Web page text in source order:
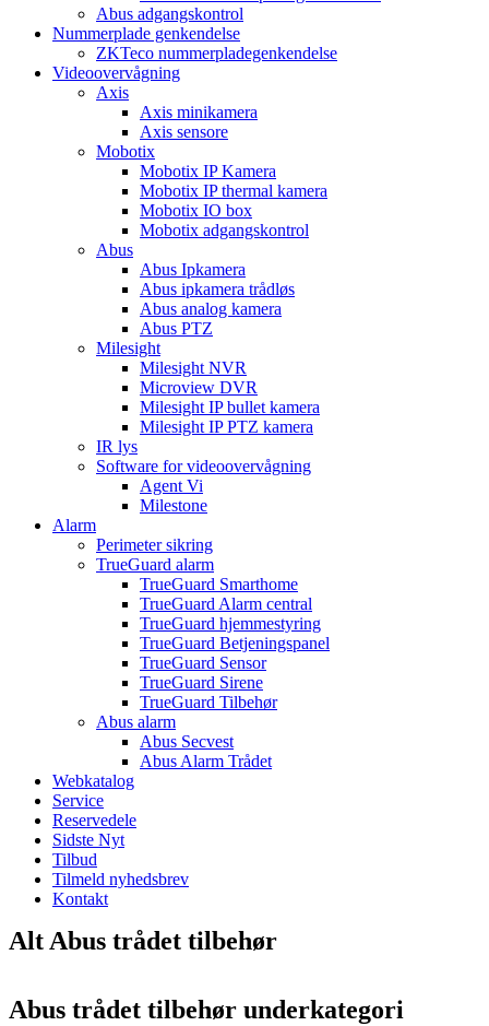
Abus adgangskontrol
Nummerplade genkendelse
ZKTeco nummerpladegenkendelse
Videoovervågning
Axis
Axis minikamera
Axis sensore
Mobotix
Mobotix IP Kamera
Mobotix IP thermal kamera
Mobotix IO box
Mobotix adgangskontrol
Abus
Abus Ipkamera
Abus ipkamera trådløs
Abus analog kamera
Abus PTZ
Milesight
Milesight NVR
Microview DVR
Milesight IP bullet kamera
Milesight IP PTZ kamera
IR lys
Software for videoovervågning
Agent Vi
Milestone
Alarm
Perimeter sikring
TrueGuard alarm
TrueGuard Smarthome
TrueGuard Alarm central
TrueGuard hjemmestyring
TrueGuard Betjeningspanel
TrueGuard Sensor
TrueGuard Sirene
TrueGuard Tilbehør
Abus alarm
Abus Secvest
Abus Alarm Trådet
Webkatalog
Service
Reservedele
Sidste Nyt
Tilbud
Tilmeld nyhedsbrev
Kontakt
Alt Abus trådet tilbehør
Abus trådet tilbehør underkategori